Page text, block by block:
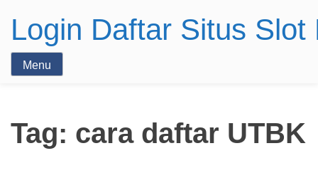
Login Daftar Situs Slot
Menu
Tag: cara daftar UTBK